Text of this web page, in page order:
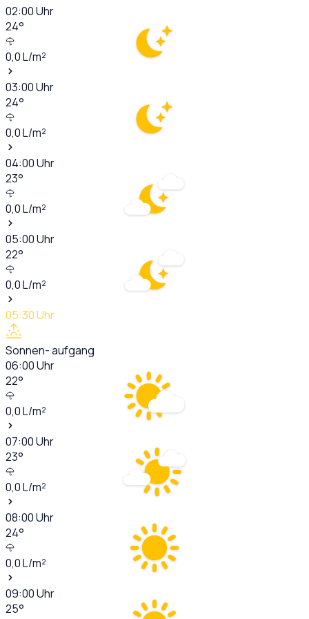
02:00Uhr
24°
0,0L/m²
03:00Uhr
24°
0,0L/m²
04:00Uhr
23°
0,0L/m²
05:00Uhr
22°
0,0L/m²
05:30Uhr
Sonnen- aufgang
06:00Uhr
22°
0,0L/m²
07:00Uhr
23°
0,0L/m²
08:00Uhr
24°
0,0L/m²
09:00Uhr
25°